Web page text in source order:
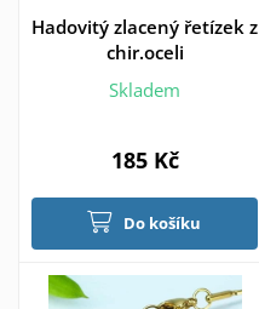
Hadovitý zlacený řetízek z
chir.oceli
Skladem
185 Kč
Do košíku